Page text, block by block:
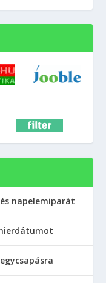
napelemiparát